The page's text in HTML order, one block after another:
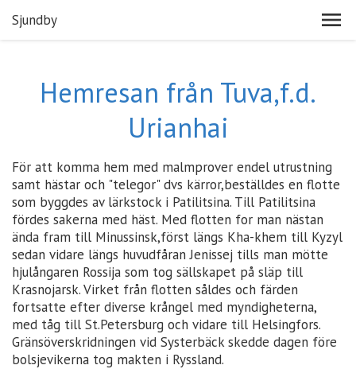
Sjundby
Hemresan från Tuva,f.d.
Urianhai
För att komma hem med malmprover endel utrustning
samt hästar och "telegor" dvs kärror,beställdes en flotte
som byggdes av lärkstock i Patilitsina. Till Patilitsina
fördes sakerna med häst. Med flotten for man nästan
ända fram till Minussinsk,först längs Kha-khem till Kyzyl
sedan vidare längs huvudfåran Jenissej tills man mötte
hjulångaren Rossija som tog sällskapet på släp till
Krasnojarsk. Virket från flotten såldes och färden
fortsatte efter diverse krångel med myndigheterna,
med tåg till St.Petersburg och vidare till Helsingfors.
Gränsöverskridningen vid Systerbäck skedde dagen före
bolsjevikerna tog makten i Ryssland.